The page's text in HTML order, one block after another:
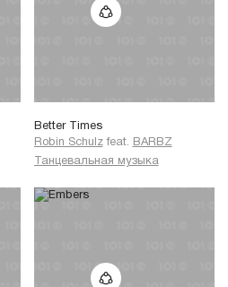
Better Times
Robin Schulz feat. BARBZ
Танцевальная музыка